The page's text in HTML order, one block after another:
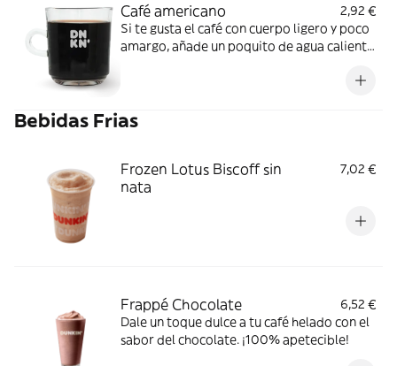
Café americano
2,92 €
Si te gusta el café con cuerpo ligero y poco
amargo, añade un poquito de agua caliente
Bebidas Frias
Frozen Lotus Biscoff sin
nata
7,02 €
Frappé Chocolate
6,52 €
Dale un toque dulce a tu café helado con el
sabor del chocolate. ¡100% apetecible!